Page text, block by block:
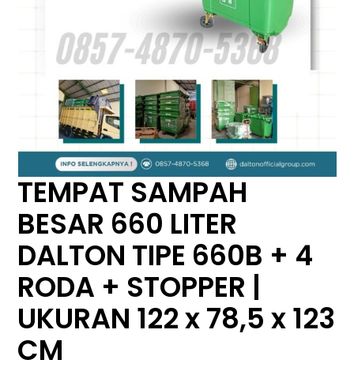
TEMPAT SAMPAH
BESAR 660 LITER
DALTON TIPE 660B + 4
RODA + STOPPER |
UKURAN 122 x 78,5 x 123
CM